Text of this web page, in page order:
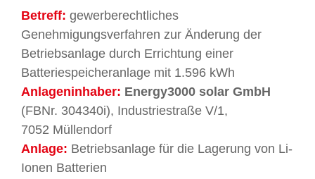
Betreff: gewerberechtliches
Genehmigungsverfahren zur Änderung der
Betriebsanlage durch Errichtung einer
Batteriespeicheranlage mit 1.596 kWh
Anlageninhaber: Energy3000 solar GmbH
(FBNr. 304340i), Industriestraße V/1,
7052 Müllendorf
Anlage: Betriebsanlage für die Lagerung von Li-
Ionen Batterien